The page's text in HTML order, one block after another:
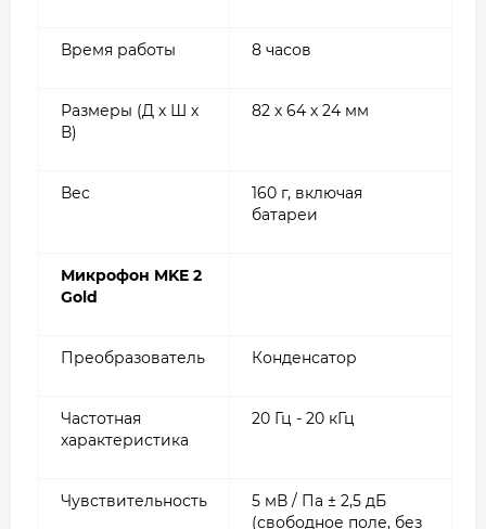
Время работы 8 часов
Размеры (Д х Ш х
В)
82 х 64 х 24 мм
Вес
160 г, включая
батареи
Микрофон MKE 2
Gold
Преобразователь Конденсатор
Частотная
характеристика
20 Гц - 20 кГц
Чувствительность
5 мВ / Па ± 2,5 дБ
(свободное поле, без